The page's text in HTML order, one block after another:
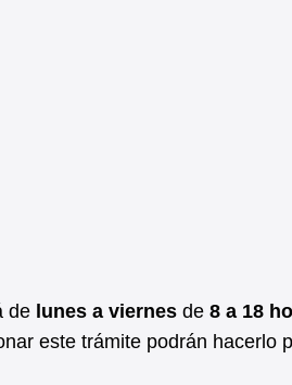
de lunes a viernes de 8 a 18
este trámite podrán hacerlo